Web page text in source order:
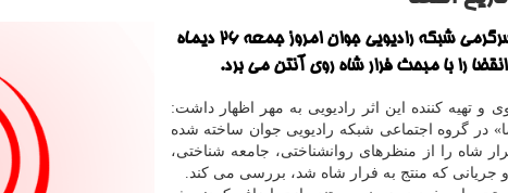
به گزارش مجله سرگرمی شبکه رادیویی جوان امروز جمعه ۲۶ دیماه
و تهیه کننده این اثر رادیویی به مهر اظهار داشت:
در گروه اجتماعی شبکه رادیویی جوان ساخته شده
شاه را از منظرهای روانشناختی، جامعه شناختی،
جریانی که منتج به فرار شاه شد، بررسی می کند.